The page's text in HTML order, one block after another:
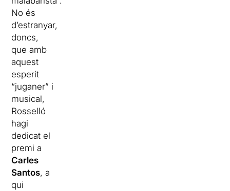
No és
d’estranyar,
doncs,
que amb
aquest
esperit
“juganer” i
musical,
Rosselló
hagi
dedicat el
premi a
Carles
Santos, a
qui